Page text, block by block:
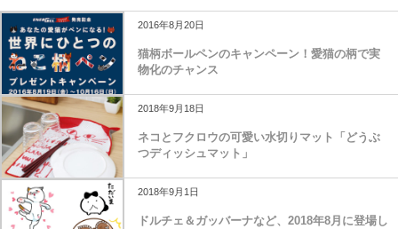
2016年8月20日
猫柄ボールペンのキャンペーン！愛猫の柄で実
物化のチャンス
2018年9月18日
ネコとフクロウの可愛い水切りマット「どうぶ
つディッシュマット」
2018年9月1日
ドルチェ＆ガッバーナなど、2018年8月に登場し